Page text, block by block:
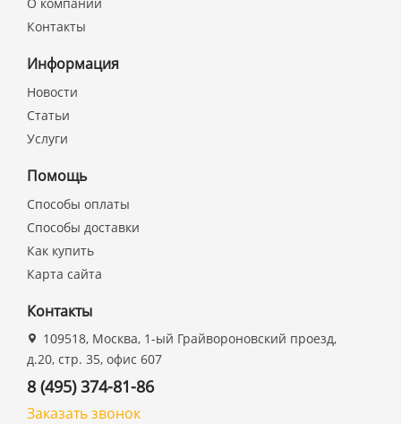
Контакты
Информация
Новости
Статьи
Услуги
Помощь
Способы оплаты
Способы доставки
Как купить
Карта сайта
Контакты
109518, Москва, 1-ый Грайвороновский проезд,
д.20, стр. 35, офис 607
8 (495) 374-81-86
Заказать звонок